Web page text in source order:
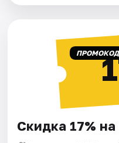
ПРОМОКОД
Скидка 17%